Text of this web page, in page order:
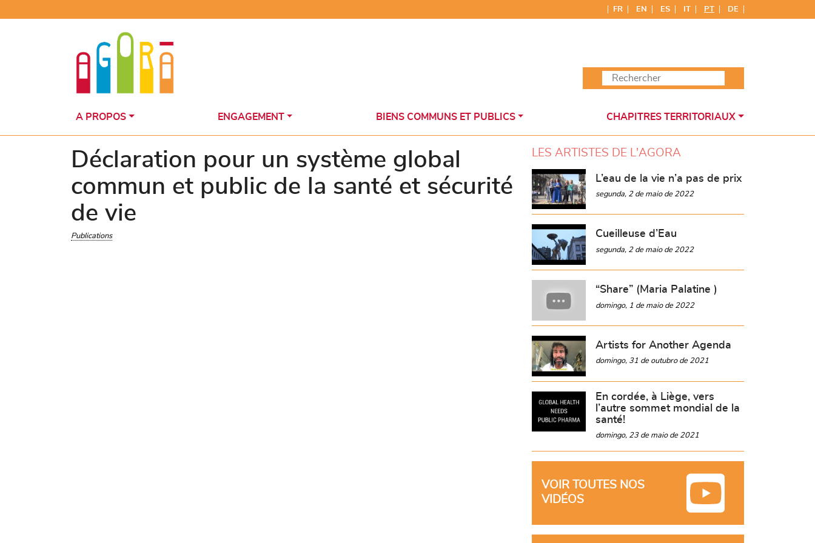
FR EN ES IT PT DE
A PROPOS ENGAGEMENT BIENS COMMUNS ET PUBLICS CHAPITRES TERRITORIAUX
Déclaration pour un système global
commun et public de la santé et sécurité
de vie
Publications
LES ARTISTES DE L'AGORA
L’eau de la vie n’a pas de prix
segunda, 2 de maio de 2022
Cueilleuse d’Eau
segunda, 2 de maio de 2022
“Share” (Maria Palatine )
domingo, 1 de maio de 2022
Artists for Another Agenda
domingo, 31 de outubro de 2021
En cordée, à Liège, vers
l’autre sommet mondial de la
santé!
domingo, 23 de maio de 2021
VOIR TOUTES NOS
VIDÉOS